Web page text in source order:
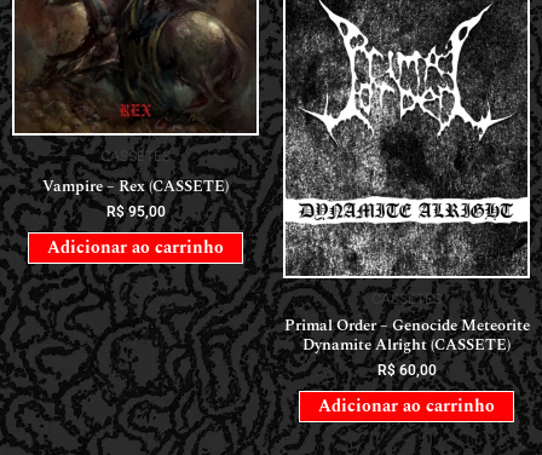
CASSETES
Vampire – Rex (CASSETE)
R$95,00
Adicionar ao carrinho
CASSETES
Primal Order – Genocide Meteorite
Dynamite Alright (CASSETE)
R$60,00
Adicionar ao carrinho